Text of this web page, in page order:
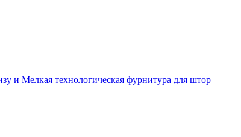
и Мелкая технологическая фурнитура для штор